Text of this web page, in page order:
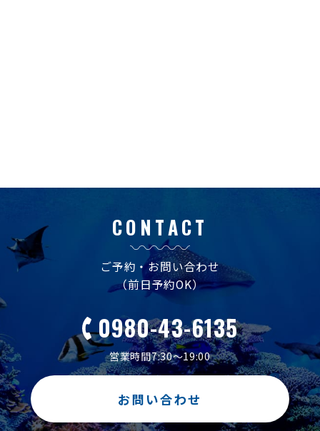
CONTACT
ご予約・お問い合わせ
（前日予約OK）
0980-43-6135
営業時間7:30～19:00
お問い合わせ